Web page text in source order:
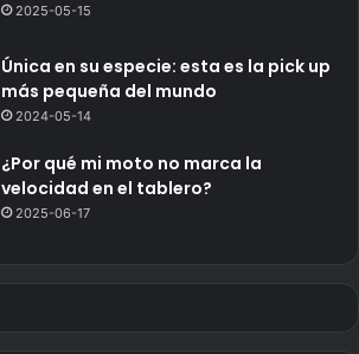
2025-05-15
Única en su especie: esta es la pick up
más pequeña del mundo
2024-05-14
¿Por qué mi moto no marca la
velocidad en el tablero?
2025-06-17